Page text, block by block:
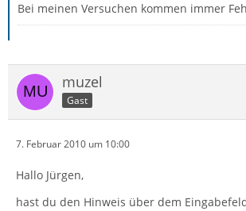
Bei meinen Versuchen kommen immer
muzel
Gast
7. Februar 2010 um 10:00
Hallo Jürgen,
hast du den Hinweis über dem